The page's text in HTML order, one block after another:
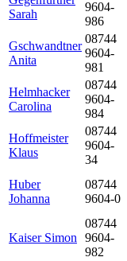
Sarah
9604-
986
Gschwandtner
Anita
08744
9604-
981
Helmhacker
Carolina
08744
9604-
984
Hoffmeister
Klaus
08744
9604-
34
Huber
Johanna
08744
9604-0
Kaiser Simon
08744
9604-
982